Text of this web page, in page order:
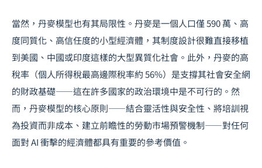
當然，丹麥模型也有其局限性。丹麥是一個人口僅 590 萬、高
度同質化、高信任度的小型經濟體，其制度設計很難直接移植
到美國、中國或印度這樣的大型異質化社會。此外，丹麥的高
稅率（個人所得稅最高邊際稅率約 56%）是支撐其社會安全網
的財政基礎——這在許多國家的政治環境中是不可行的。然
而，丹麥模型的核心原則——結合靈活性與安全性、將培訓視
為投資而非成本、建立前瞻性的勞動市場預警機制——對任何
面對 AI 衝擊的經濟體都具有重要的參考價值。